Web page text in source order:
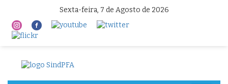
Sexta-feira, 7 de Agosto de 2026